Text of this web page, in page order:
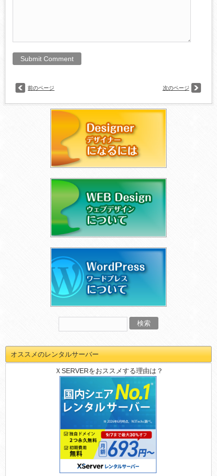
前のページ 次のページ
オススメのレンタルサーバー
ＸSERVERをおススメする理由は？